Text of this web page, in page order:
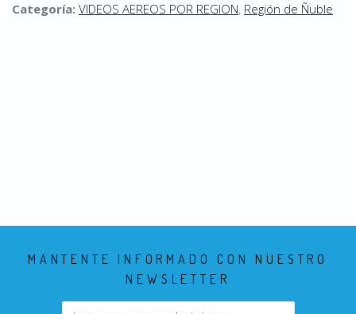
Categoría: VIDEOS AEREOS POR REGION, Región de Ñuble
MANTENTE INFORMADO CON NUESTRO
NEWSLETTER